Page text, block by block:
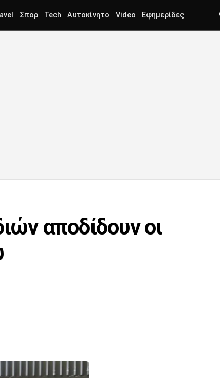
Σπορ Tech Αυτοκίνητο Video Εφημερίδες
αποδίδουν οι